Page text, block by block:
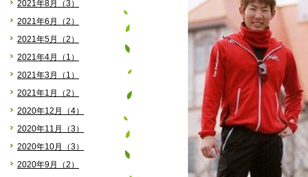
2021年8月（3）
2021年6月（2）
2021年5月（2）
2021年4月（1）
2021年3月（1）
2021年1月（2）
2020年12月（4）
2020年11月（3）
2020年10月（3）
2020年9月（2）